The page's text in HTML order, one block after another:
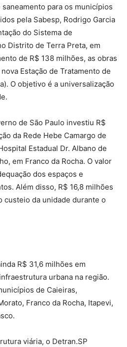
para os municípios
pela Sabesp, Rodrigo Garcia
do Sistema de
Distrito de Terra Preta, em
de R$ 138 milhões, as obras
Estação de Tratamento de
O objetivo é a universalização
de São Paulo investiu R$
da Rede Hebe Camargo de
Estadual Dr. Albano de
em Franco da Rocha. O valor
dos espaços e
Além disso, R$ 16,8 milhões
custeio da unidade durante o
R$ 31,6 milhões em
urbana na região.
de Caieiras,
Franco da Rocha, Itapevi,
viária, o Detran.SP